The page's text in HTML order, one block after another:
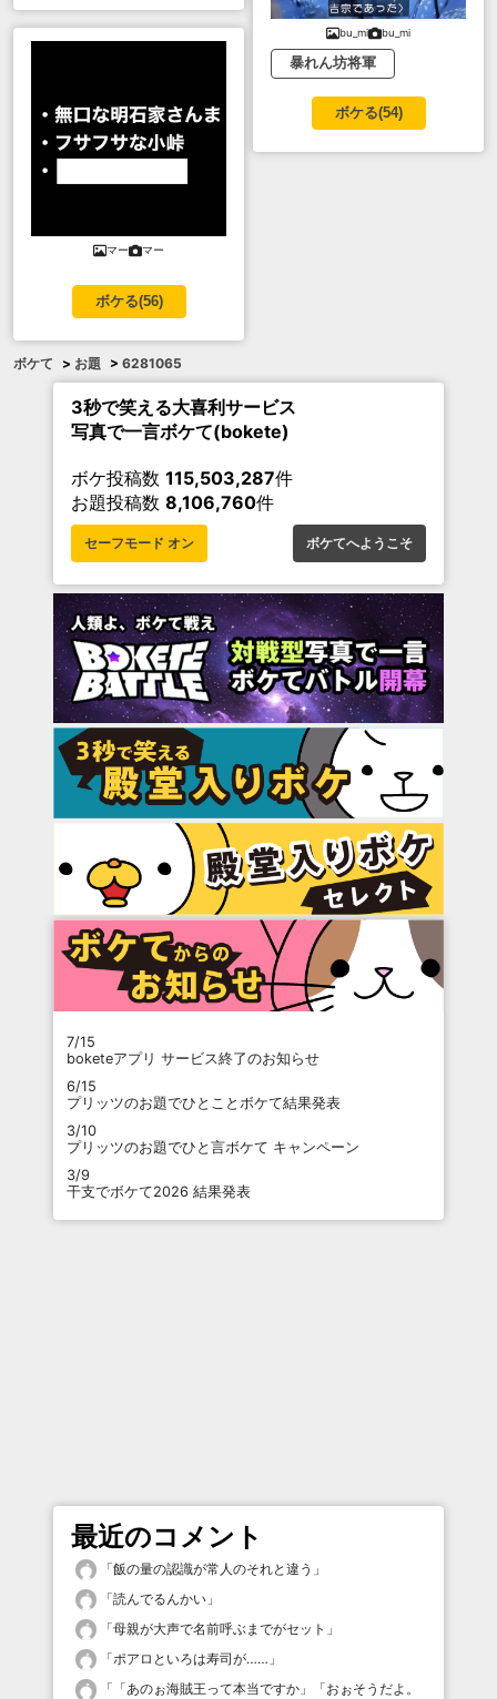
マー マー
ボケる(56)
bu_mi bu_mi
暴れん坊将軍
ボケる(54)
ボケて > お題 > 6281065
3秒で笑える大喜利サービス
写真で一言ボケて(bokete)
ボケ投稿数 115,503,287件
お題投稿数 8,106,760件
セーフモード オン ボケてへようこそ
7/15
boketeアプリ サービス終了のお知らせ
6/15
プリッツのお題でひとことボケて結果発表
3/10
プリッツのお題でひと言ボケて キャンペーン
3/9
干支でボケて2026 結果発表
最近のコメント
「飯の量の認識が常人のそれと違う 」
「読んでるんかい 」
「母親が大声で名前呼ぶまでがセット 」
「ポアロといろは寿司が…… 」
「 「あのぉ海賊王って本当ですか」「おぉそうだよ。